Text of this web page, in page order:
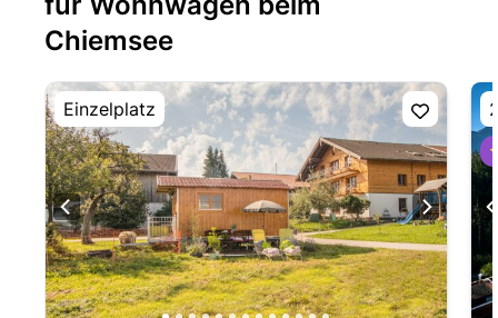
Chiemsee
Einzelplatz